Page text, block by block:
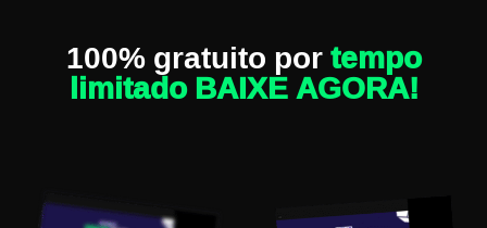
100% gratuito portempo
limitado BAIXE AGORA!